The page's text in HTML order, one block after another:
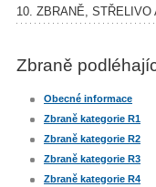
10. ZBRANĚ, STŘELIVO
Zbraně
Obecné informace
Zbraně kategorie R1
Zbraně kategorie R2
Zbraně kategorie R3
Zbraně kategorie R4